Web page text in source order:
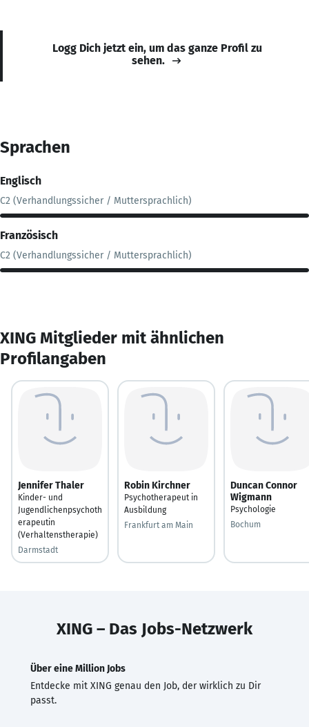
Logg Dich jetzt ein, um das ganze Profil zu
sehen.
Sprachen
Englisch
C2 (Verhandlungssicher / Muttersprachlich)
Französisch
C2 (Verhandlungssicher / Muttersprachlich)
XING Mitglieder mit ähnlichen
Profilangaben
Jennifer Thaler
Kinder- und
Jugendlichenpsychoth
erapeutin
(Verhaltenstherapie)
Darmstadt
Robin Kirchner
Psychotherapeut in
Ausbildung
Frankfurt am Main
Duncan Connor
Wigmann
Psychologie
Bochum
XING – Das Jobs-Netzwerk
Über eine Million Jobs
Entdecke mit XING genau den Job, der wirklich zu Dir
passt.